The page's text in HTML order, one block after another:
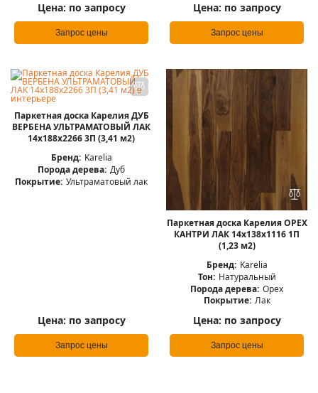
Цена: по запросу
Запрос цены
Цена: по запросу
Запрос цены
Паркетная доска Карелия ДУБ
ВЕРБЕНА УЛЬТРАМАТОВЫЙ ЛАК
14x188x2266 3П (3,41 м2)
Бренд: Karelia
Порода дерева: Дуб
Покрытие: Ультраматовый лак
Цена: по запросу
Запрос цены
Паркетная доска Карелия ОРЕХ
КАНТРИ ЛАК 14x138x1116 1П
(1,23 м2)
Бренд: Karelia
Тон: Натуральный
Порода дерева: Орех
Покрытие: Лак
Цена: по запросу
Запрос цены